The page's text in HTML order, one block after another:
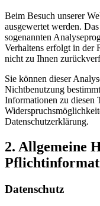
Beim Besuch unserer
ausgewertet werden.
sogenannten
Verhaltens erfolgt in der
nicht zu Ihnen
Sie können dieser
Nichtbenutzung
Informationen zu diesen
Datenschutzerklärung.
2. Allgemeine
Datenschutz